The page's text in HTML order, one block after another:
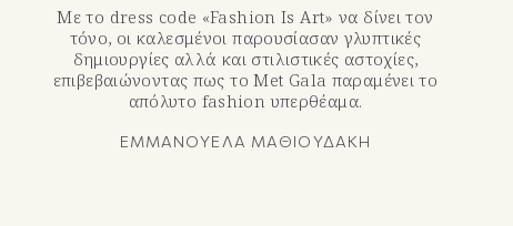
Με το dress code «Fashion Is Art» να δίνει τον
τόνο, οι καλεσμένοι παρουσίασαν γλυπτικές
δημιουργίες αλλά και στιλιστικές αστοχίες,
επιβεβαιώνοντας πως το Met Gala παραμένει το
απόλυτο fashion υπερθέαμα.
ΕΜΜΑΝΟΥΕΛΑ ΜΑΘΙΟΥΔΑΚΗ